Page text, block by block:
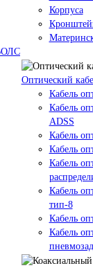
Корпуса
Оптический
Кабель
Кабель
ADSS
Кабель
Кабель
Кабель
Кабель
тип-8
Кабель
Кабель